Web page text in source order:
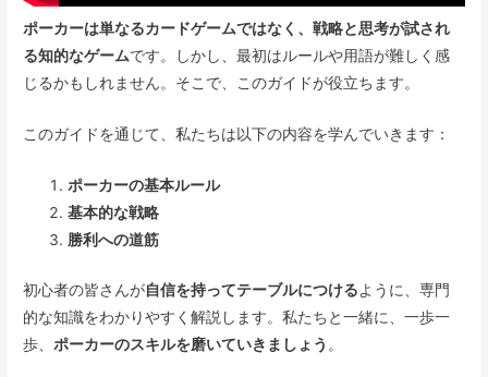
ポーカーは単なるカードゲームではなく、戦略と思考が試され
る知的なゲームです。しかし、最初はルールや用語が難しく感
じるかもしれません。そこで、このガイドが役立ちます。
このガイドを通じて、私たちは以下の内容を学んでいきます：
ポーカーの基本ルール
基本的な戦略
勝利への道筋
初心者の皆さんが自信を持ってテーブルにつけるように、専門
的な知識をわかりやすく解説します。私たちと一緒に、一歩一
歩、 ポーカーのスキルを磨いていきましょう 。